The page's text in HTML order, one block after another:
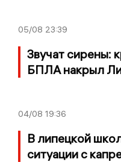
05/08 23:39
Звучат сирены:
БПЛА накрыл
04/08 19:36
В липецкой
ситуации с